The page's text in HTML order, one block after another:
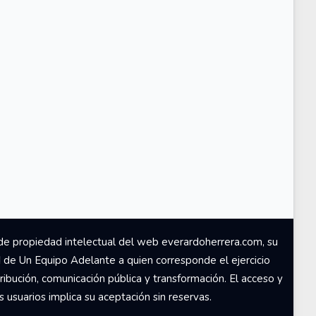
propiedad intelectual del web everardoherrera.com, su
Un Equipo Adelante a quien corresponde el ejercicio
comunicación pública y transformación. El acceso y
implica su aceptación sin reservas.